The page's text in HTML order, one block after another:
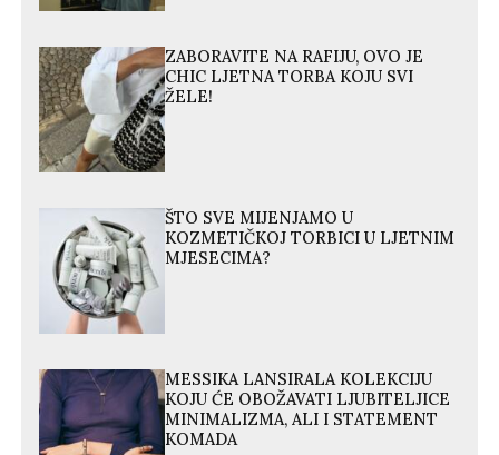
ZABORAVITE NA RAFIJU, OVO JE
CHIC LJETNA TORBA KOJU SVI
ŽELE!
ŠTO SVE MIJENJAMO U
KOZMETIČKOJ TORBICI U LJETNIM
MJESECIMA?
MESSIKA LANSIRALA KOLEKCIJU
KOJU ĆE OBOŽAVATI LJUBITELJICE
MINIMALIZMA, ALI I STATEMENT
KOMADA